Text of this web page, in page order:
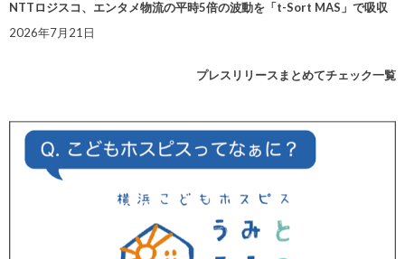
NTTロジスコ、エンタメ物流の平時5倍の波動を「t-Sort MAS」で吸収
2026年7月21日
プレスリリースまとめてチェック一覧